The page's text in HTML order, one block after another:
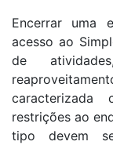
Encerrar uma
acesso ao
de
caracterizada
restrições ao
tipo devem